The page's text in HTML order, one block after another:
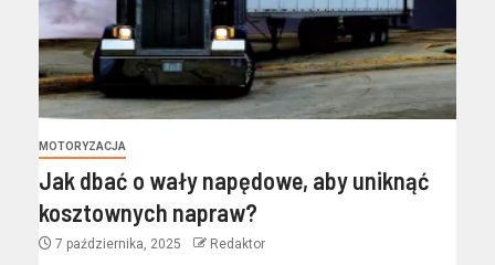
MOTORYZACJA
Jak dbać o wały napędowe, aby uniknąć
kosztownych napraw?
7 października, 2025 Redaktor